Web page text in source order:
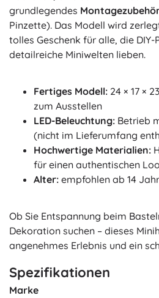
grundlegendes
Pinzette). Das Modell wird
tolles Geschenk für alle, die DIY-
detailreiche Miniwelten lieben.
Fertiges Modell: 24 × 17 ×
zum Ausstellen
LED-Beleuchtung: Betrieb
(nicht im Lieferumfang
Hochwertige Materialien:
für einen authentischen
Alter: empfohlen ab 14
Ob Sie Entspannung beim
Dekoration suchen – dieses
angenehmes Erlebnis und ein
Spezifikationen
Marke